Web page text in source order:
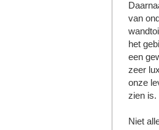
van
het
een
zeer
onze
zien is.
Niet